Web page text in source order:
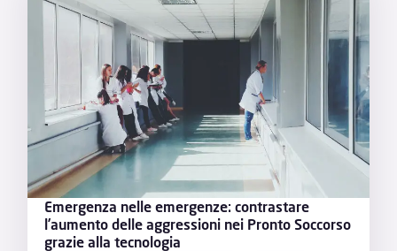
Emergenza nelle emergenze: contrastare
l’aumento delle aggressioni nei Pronto Soccorso
grazie alla tecnologia